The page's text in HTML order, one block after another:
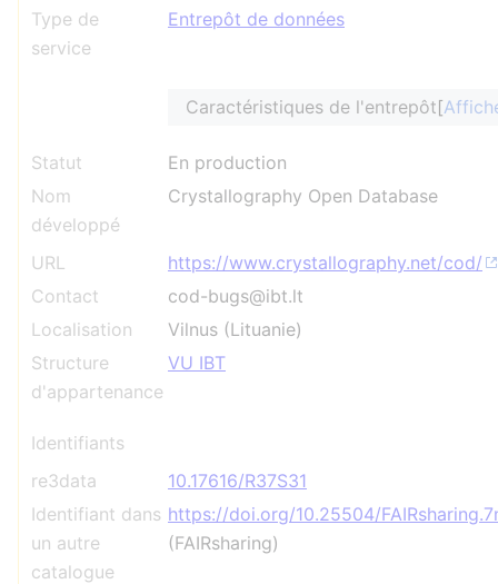
Type de
service
Entrepôt de données
Caractéristiques de l'entrepôt
Statut
En production
Nom
développé
Crystallography Open Database
URL
https://www.crystallography.net/cod/
Contact
cod-bugs@ibt.lt
Localisation
Vilnus (Lituanie)
Structure
d'appartenance
VU IBT
Identifiants
re3data
10.17616/R37S31
Identifiant dans
un autre
catalogue
https://doi.org/10.25504/
(FAIRsharing)